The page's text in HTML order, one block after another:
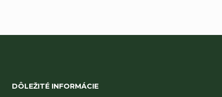
DÔLEŽITÉ INFORMÁCIE